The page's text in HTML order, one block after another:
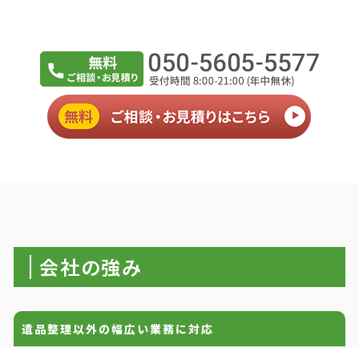
会社の強み
遺品整理以外の幅広い業務に対応